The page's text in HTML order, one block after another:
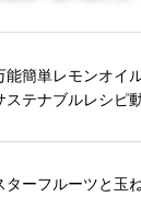
能簡単レモンオイ
ステナブルレシピ
ターフルーツと玉